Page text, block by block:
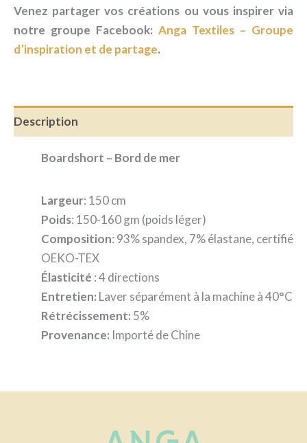
Venez partager vos créations ou vous inspirer via
notre groupe Facebook: Anga Textiles – Groupe
d’inspiration et de partage.
Description
Boardshort – Bord de mer
Largeur: 150 cm
Poids: 150-160 gm (poids léger)
Composition: 93% spandex, 7% élastane, certifié
OEKO-TEX
Élasticité : 4 directions
Entretien: Laver séparément à la machine à 40°C
Rétrécissement: 5%
Provenance: Importé de Chine